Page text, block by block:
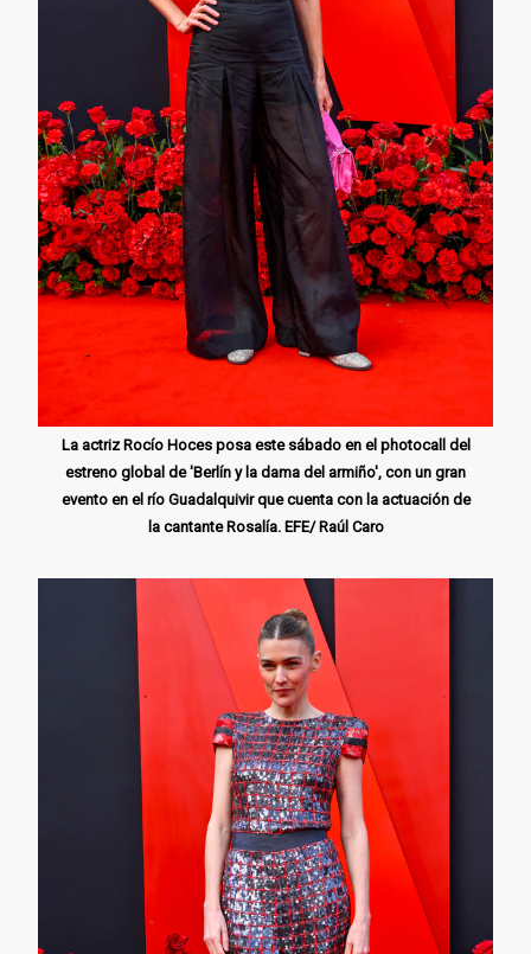
La actriz Rocío Hoces posa este sábado en el photocall del
estreno global de 'Berlín y la dama del armiño', con un gran
evento en el río Guadalquivir que cuenta con la actuación de
la cantante Rosalía. EFE/ Raúl Caro